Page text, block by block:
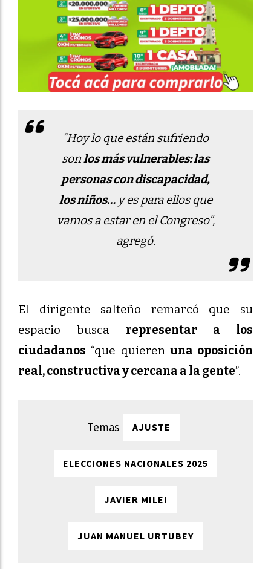
“Hoy lo que están sufriendo
sonlos más vulnerables: las
personas con discapacidad,
los niños…y es para ellos que
vamos a estar en el Congreso”,
agregó.
El dirigente salteño remarcó que su
espacio busca representar a los
ciudadanos “que quieren una oposición
real, constructiva y cercana a la gente”.
AJUSTE
ELECCIONES NACIONALES 2025
JAVIER MILEI
JUAN MANUEL URTUBEY